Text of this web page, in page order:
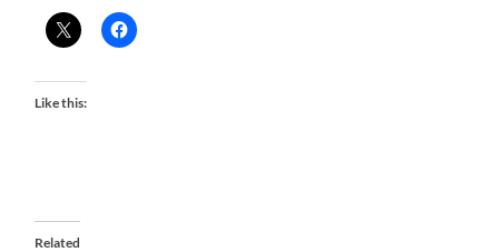
Like this:
Related